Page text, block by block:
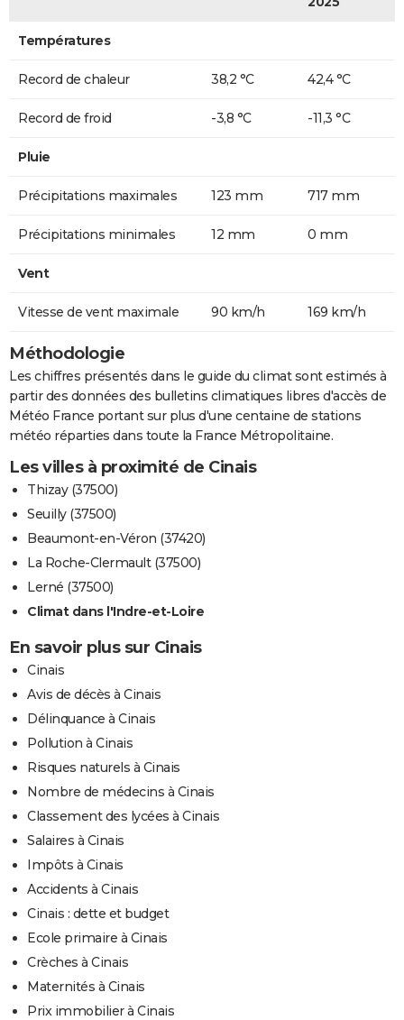
Températures
Record de chaleur 38,2 °C 42,4 °C
Record de froid -3,8 °C -11,3 °C
Pluie
Précipitations maximales 123 mm 717 mm
Précipitations minimales 12 mm 0 mm
Vent
Vitesse de vent maximale 90 km/h 169 km/h
Méthodologie
Les chiffres présentés dans le guide du climat sont estimés à
partir des données des bulletins climatiques libres d'accès de
Météo France portant sur plus d'une centaine de stations
météo réparties dans toute la France Métropolitaine.
Les villes à proximité de Cinais
Thizay (37500)
Seuilly (37500)
Beaumont-en-Véron (37420)
La Roche-Clermault (37500)
Lerné (37500)
Climat dans l'Indre-et-Loire
En savoir plus sur Cinais
Cinais
Avis de décès à Cinais
Délinquance à Cinais
Pollution à Cinais
Risques naturels à Cinais
Nombre de médecins à Cinais
Classement des lycées à Cinais
Salaires à Cinais
Impôts à Cinais
Accidents à Cinais
Cinais : dette et budget
Ecole primaire à Cinais
Crèches à Cinais
Maternités à Cinais
Prix immobilier à Cinais